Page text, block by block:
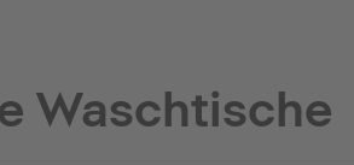
Waschtische